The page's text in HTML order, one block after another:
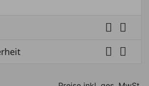
 
 